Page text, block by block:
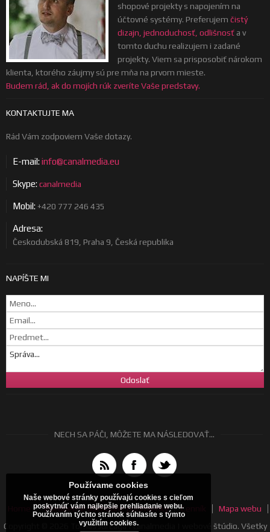
shopové projekty s napojením na
účtovné systémy. Preferujem čistý
dizajn, jednoduchosť, odlišnosť a v
tomto duchu realizujem i zadané
projekty. Viem sa prisposobiť nárokom
klienta, ktorého záujmy sú pre mňa na prvom mieste.
Budem rád, ak do mojích rúk zveríte Vaše predstavy.
KONTAKTUJTE MA
Rád Vám zodpoviem Vaše dotazy.
E-mail:info@canalmedia.eu
Skype:canalmedia
Mobil:+420 777 246 435
Adresa:
Českodubská 819, Praha 9, Česká republika
NAPÍŠTE MI
NECH SA PÁČI, MÔŽETE MA NÁSLEDOVAŤ...
Všeobecné obchodné podmienky Cenník
Mapa webu
Copyright © 2026 Tomáš Jurčaga | canalmedia | webové štúdio. Všetky
Používame cookies
Naše webové stránky používajú cookies s cieľom
poskytnúť vám najlepšie prehliadanie webu.
Používaním týchto stránok súhlasíte s týmto
využitím cookies.